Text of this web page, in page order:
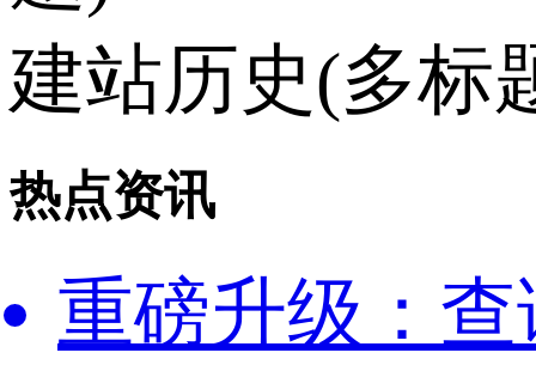
建站历史(多标
热点资讯
重磅升级：